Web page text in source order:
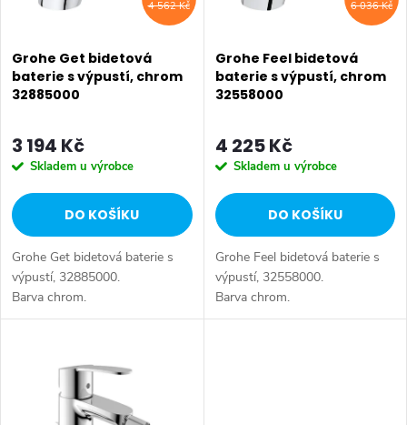
p
r
o
d
u
k
t
ů
p
r
o
d
u
k
t
4 562 Kč
Grohe Get bidetová
baterie s výpustí, chrom
32885000
3 194 Kč
Skladem u výrobce
DO KOŠÍKU
Grohe Get bidetová baterie s
výpustí, 32885000.
Barva chrom.
6 036 Kč
Grohe Feel bidetová
baterie s výpustí, chrom
32558000
4 225 Kč
Skladem u výrobce
DO KOŠÍKU
Grohe Feel bidetová baterie s
výpustí, 32558000.
Barva chrom.